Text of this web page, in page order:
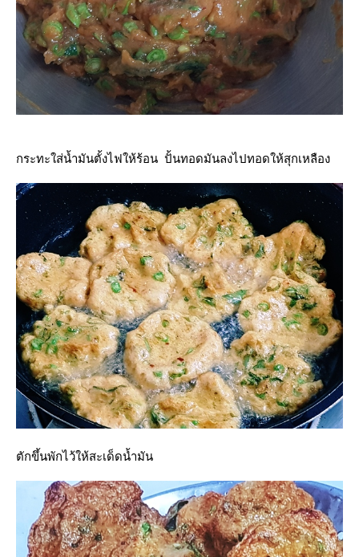
กระทะใส่น้ำมันตั้งไฟให้ร้อน ปั้นทอดมันลงไปทอดให้สุกเหลือง
ตักขึ้นพักไว้ให้สะเด็ดน้ำมัน